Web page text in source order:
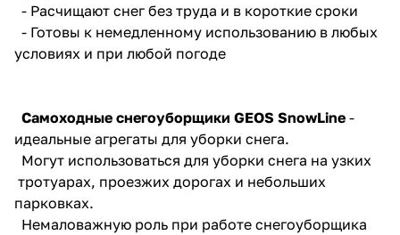
- Расчищают снег без труда и в короткие сроки
- Готовы к немедленному использованию в любых
условиях и при любой погоде
Самоходные снегоуборщики GEOS SnowLine -
идеальные агрегаты для уборки снега.
Могут использоваться для уборки снега на узких
тротуарах, проезжих дорогах и небольших
парковках.
Немаловажную роль при работе снегоуборщика